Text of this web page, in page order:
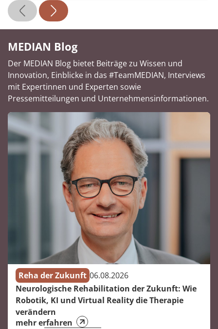
MEDIAN Blog
Der MEDIAN Blog bietet Beiträge zu Wissen und
Innovation, Einblicke in das #TeamMEDIAN, Interviews
mit Expertinnen und Experten sowie
Pressemitteilungen und Unternehmensinformationen.
Reha der Zukunft 06.08.2026
Neurologische Rehabilitation der Zukunft: Wie
Robotik, KI und Virtual Reality die Therapie
verändern
mehr erfahren